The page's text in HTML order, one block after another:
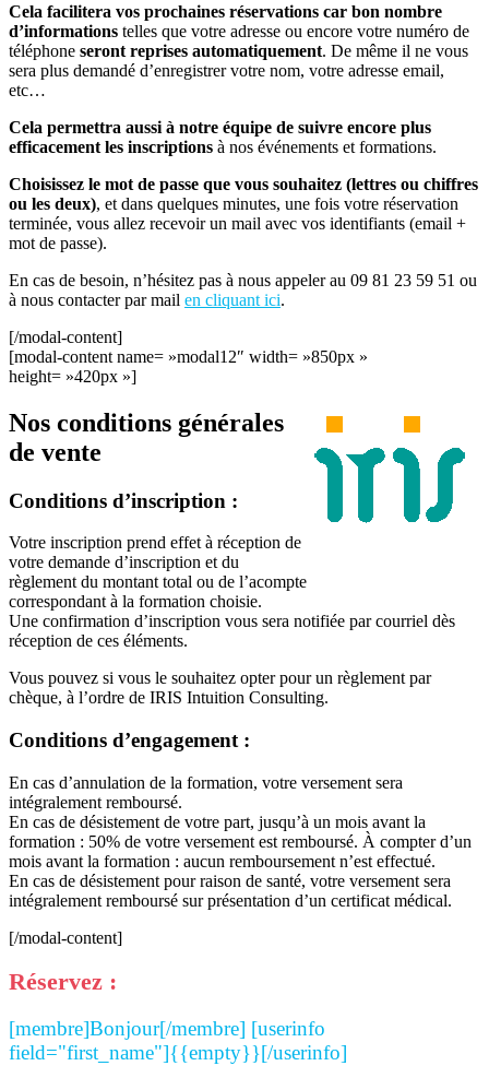
Cela facilitera vos prochaines réservations car bon nombre
d’informations telles que votre adresse ou encore votre numéro de
téléphone seront reprises automatiquement. De même il ne vous
sera plus demandé d’enregistrer votre nom, votre adresse email,
etc…
Cela permettra aussi à notre équipe de suivre encore plus
efficacement les inscriptions à nos événements et formations.
Choisissez le mot de passe que vous souhaitez (lettres ou chiffres
ou les deux), et dans quelques minutes, une fois votre réservation
terminée, vous allez recevoir un mail avec vos identifiants (email +
mot de passe).
En cas de besoin, n’hésitez pas à nous appeler au 09 81 23 59 51 ou
à nous contacter par mail en cliquant ici.
[/modal-content]
[modal-content name= »modal12″ width= »850px »
height= »420px »]
Nos conditions générales
de vente
Conditions d’inscription :
Votre inscription prend effet à réception de
votre demande d’inscription et du
règlement du montant total ou de l’acompte
correspondant à la formation choisie.
Une confirmation d’inscription vous sera notifiée par courriel dès
réception de ces éléments.
Vous pouvez si vous le souhaitez opter pour un règlement par
chèque, à l’ordre de IRIS Intuition Consulting.
Conditions d’engagement :
En cas d’annulation de la formation, votre versement sera
intégralement remboursé.
En cas de désistement de votre part, jusqu’à un mois avant la
formation : 50% de votre versement est remboursé. À compter d’un
mois avant la formation : aucun remboursement n’est effectué.
En cas de désistement pour raison de santé, votre versement sera
intégralement remboursé sur présentation d’un certificat médical.
[/modal-content]
Réservez :
[membre]Bonjour[/membre] [userinfo
field="first_name"]{{empty}}[/userinfo]